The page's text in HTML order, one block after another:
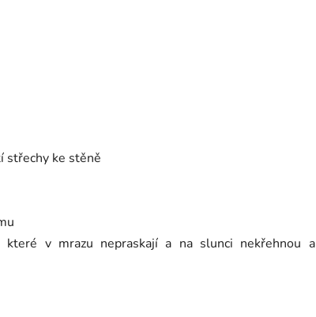
střechy ke stěně
které v mrazu nepraskají a na slunci nekřehnou a